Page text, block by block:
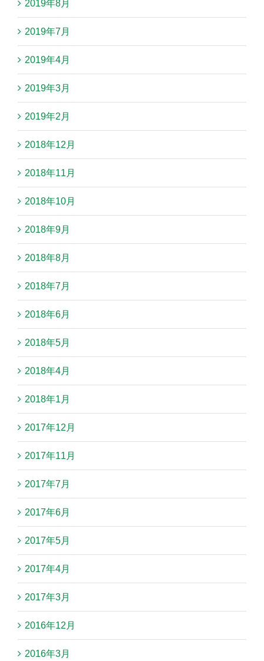
2019年8月
2019年7月
2019年4月
2019年3月
2019年2月
2018年12月
2018年11月
2018年10月
2018年9月
2018年8月
2018年7月
2018年6月
2018年5月
2018年4月
2018年1月
2017年12月
2017年11月
2017年7月
2017年6月
2017年5月
2017年4月
2017年3月
2016年12月
2016年3月